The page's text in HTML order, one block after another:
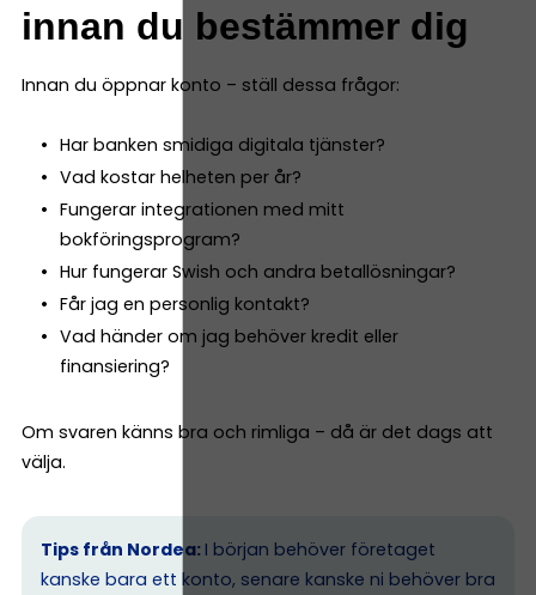
innan du bestämmer dig
Innan du öppnar konto – ställ dessa frågor:
Har banken smidiga digitala tjänster?
Vad kostar helheten per år?
Fungerar integrationen med mitt
bokföringsprogram?
Hur fungerar Swish och andra betallösningar?
Får jag en personlig kontakt?
Vad händer om jag behöver kredit eller
finansiering?
Om svaren känns bra och rimliga – då är det dags att
välja.
Tips från Nordea: I början behöver företaget
kanske bara ett konto, senare kanske ni behöver bra